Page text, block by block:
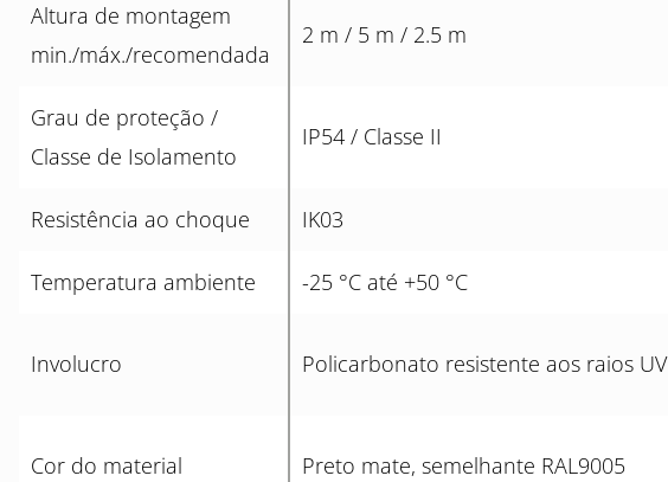
Altura de montagem
min./máx./recomendada
2 m / 5 m / 2.5 m
Grau de proteção /
Classe de Isolamento
IP54 / Classe II
Resistência ao choque IK03
Temperatura ambiente -25 °C até +50 °C
Involucro Policarbonato resistente aos raios UV
Cor do material Preto mate, semelhante RAL9005